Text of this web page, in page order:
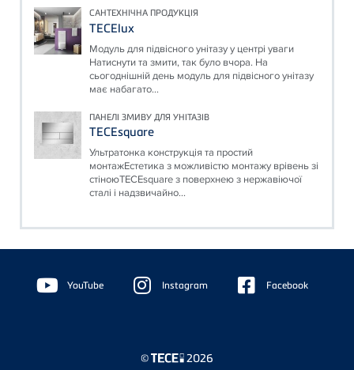
САНТЕХНІЧНА ПРОДУКЦІЯ
TECElux
Модуль для підвісного унітазу у центрі уваги
Натиснути та змити, так було вчора. На
сьогоднішній день модуль для підвісного унітазу
має набагато...
ПАНЕЛІ ЗМИВУ ДЛЯ УНІТАЗІВ
TECEsquare
Ультратонка конструкція та простий
монтажЕстетика з можливістю монтажу врівень зі
стіноюTECEsquare з поверхнею з нержавіючої
сталі і надзвичайно...
Floating
Sidebar YouTube Instagram Facebook
© 2026